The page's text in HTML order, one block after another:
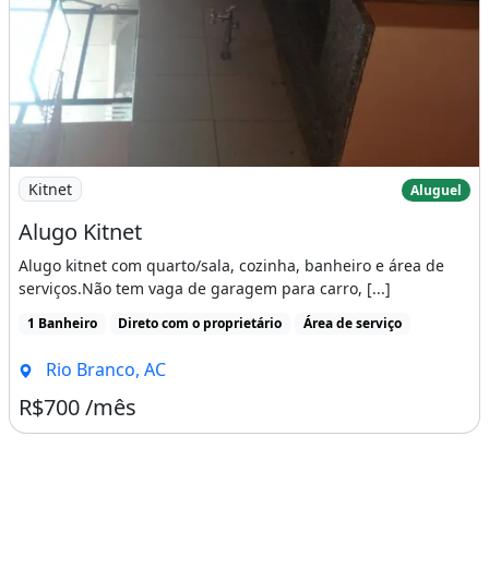
Imagem: Alugo Kitnet
Kitnet Aluguel
Alugo Kitnet
Alugo kitnet com quarto/sala, cozinha, banheiro e área de
serviços.Não tem vaga de garagem para carro, [...]
1 Banheiro Direto com o proprietário Área de serviço
Rio Branco, AC
R$700 /mês